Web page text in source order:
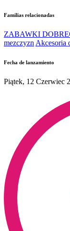
Familias relacionadas
ZABAWKI
mezczyzn Akcesoria
Fecha de lanzamiento
Piątek, 12 Czerwiec